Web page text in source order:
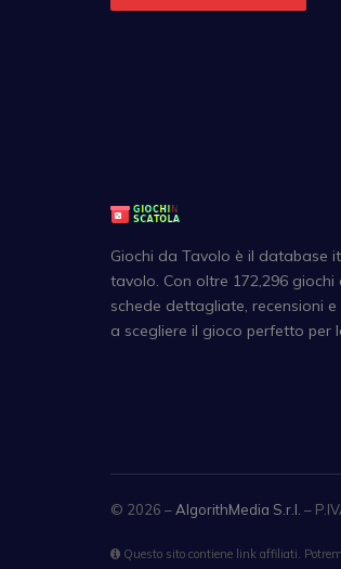
Giochi da Tavolo è il database
tavolo. Con oltre 172,296
schede dettagliate, recensioni
a scegliere il gioco perfetto per
© 2026 – AlgorithMedia S.r.l. –
Questo sito contiene link affiliati.